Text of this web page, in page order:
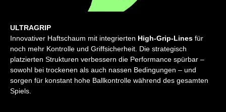
ULTRAGRIP
Innovativer Haftschaum mit integrierten High-Grip-Lines für
noch mehr Kontrolle und Griffsicherheit. Die strategisch
platzierten Strukturen verbessern die Performance spürbar –
sowohl bei trockenen als auch nassen Bedingungen – und
sorgen für konstant hohe Ballkontrolle während des gesamten
Spiels.